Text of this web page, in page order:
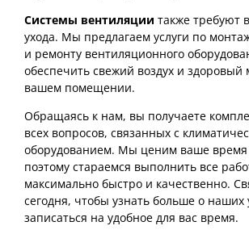
Системы вентиляции также требуют
ухода. Мы предлагаем услуги по
и ремонту вентиляционного
обеспечить свежий воздух и здоровый
вашем помещении.
Обращаясь к нам, вы получаете
всех вопросов, связанных с
оборудованием. Мы ценим ваше время
поэтому стараемся выполнить все
максимально быстро и качественно.
сегодня, чтобы узнать больше о наших
записаться на удобное для вас время.